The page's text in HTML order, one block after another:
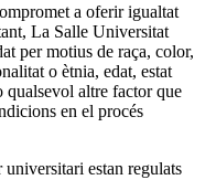
a oferir igualtat
La Salle Universitat
per motius de raça, color,
o ètnia, edat, estat
qualsevol altre factor que
en el procés
universitari estan regulats